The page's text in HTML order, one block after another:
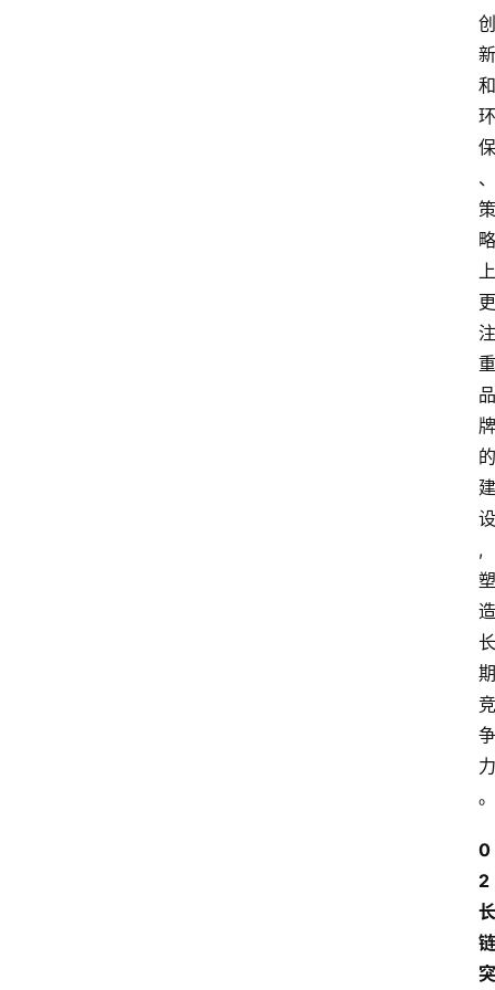
创
新
和
环
保
、
策
略
上
更
注
重
品
牌
的
建
设
,
塑
造
长
期
竞
争
力
。
0
2
长
链
突